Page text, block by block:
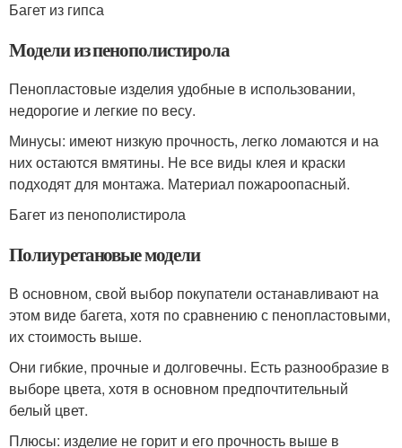
Багет из гипса
Модели из пенополистирола
Пенопластовые изделия удобные в использовании,
недорогие и легкие по весу.
Минусы: имеют низкую прочность, легко ломаются и на
них остаются вмятины. Не все виды клея и краски
подходят для монтажа. Материал пожароопасный.
Багет из пенополистирола
Полиуретановые модели
В основном, свой выбор покупатели останавливают на
этом виде багета, хотя по сравнению с пенопластовыми,
их стоимость выше.
Они гибкие, прочные и долговечны. Есть разнообразие в
выборе цвета, хотя в основном предпочтительный
белый цвет.
Плюсы: изделие не горит и его прочность выше в